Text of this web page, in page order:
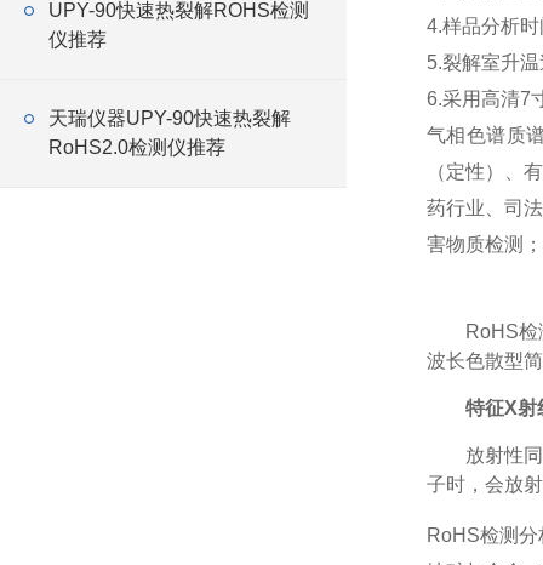
UPY-90快速热裂解ROHS检测
仪推荐
天瑞仪器UPY-90快速热裂解
RoHS2.0检测仪推荐
4.样品分析
5.裂解室升
6.采用高清7
气相色谱质
（定性）、
药行业、司
害物质检测
RoHS
波长色散型
特征X射
放射性
子时，会放
RoHS检测